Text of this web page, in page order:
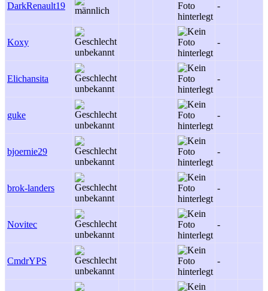
DarkRenault19 -
Koxy -
Elichansita -
guke -
bjoernie29 -
brok-landers -
Novitec -
CmdrYPS -